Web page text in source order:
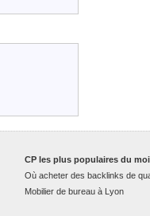
CP les plus populaires du
Où acheter des backlinks de
Mobilier de bureau à Lyon